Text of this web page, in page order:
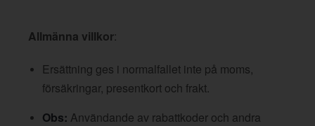
Allmänna villkor:
Ersättning ges i normalfallet inte på moms,
försäkringar, presentkort och frakt.
Obs: Användande av rabattkoder och andra